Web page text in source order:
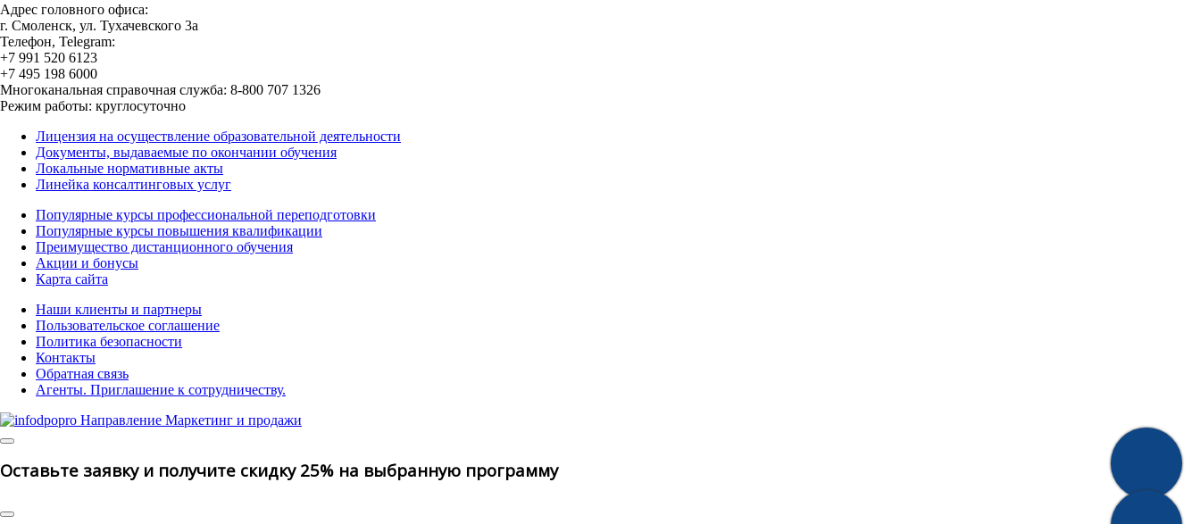
Адрес головного офиса:
г. Смоленск, ул. Тухачевского 3а
Телефон, Telegram:
+7 991 520 6123
+7 495 198 6000
Многоканальная справочная служба: 8-800 707 1326
Режим работы: круглосуточно
Лицензия на осуществление образовательной деятельности
Документы, выдаваемые по окончании обучения
Локальные нормативные акты
Линейка консалтинговых услуг
Популярные курсы профессиональной переподготовки
Популярные курсы повышения квалификации
Преимущество дистанционного обучения
Акции и бонусы
Карта сайта
Наши клиенты и партнеры
Пользовательское соглашение
Политика безопасности
Контакты
Обратная связь
Агенты. Приглашение к сотрудничеству.
Оставьте заявку и получите скидку 25% на выбранную программу